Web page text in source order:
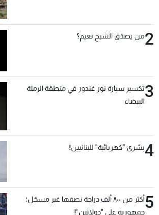
2من يصدّق الشيخ نعيم؟
3تكسير سيارة نور غندور في منطقة الرملة
البيضاء
4بشرى "كهربائية" للبنانيين!
5
أكثر من ٨٠٠ ألف دراجة نصفها غير مسجّل:
جمهورية على "دولابَين"!
عن MTV
سياسة الخصوصية